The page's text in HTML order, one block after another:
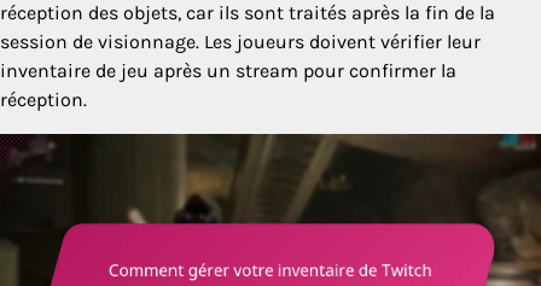
réception des objets, car ils sont traités après la fin de la
session de visionnage. Les joueurs doivent vérifier leur
inventaire de jeu après un stream pour confirmer la
réception.